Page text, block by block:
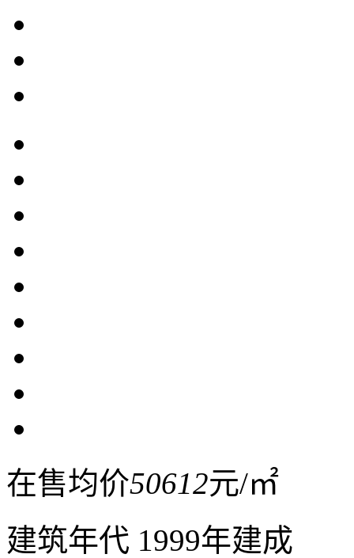
在售均价50612元/㎡
建筑年代 1999年建成